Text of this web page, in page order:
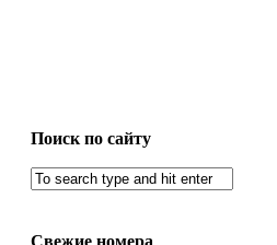
Поиск по сайту
Свежие номера